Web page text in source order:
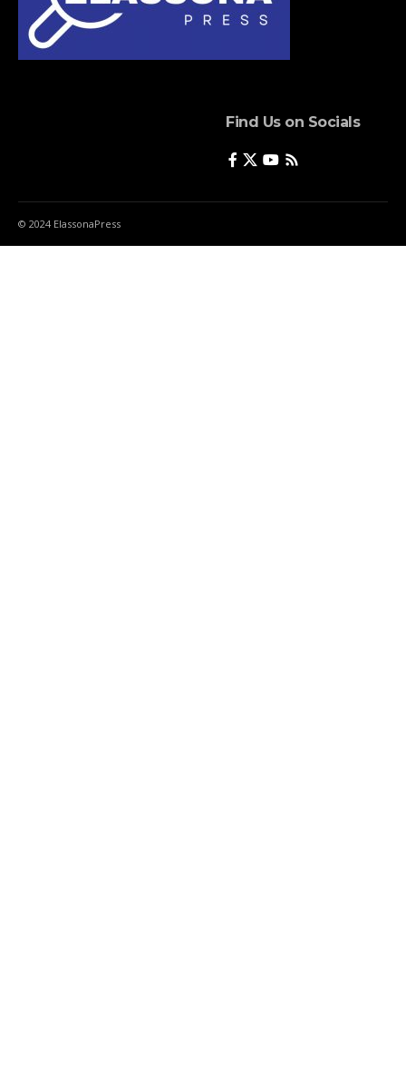
Find Us on Socials
© 2024 ElassonaPress